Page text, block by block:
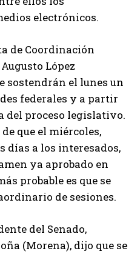
electrónicos.
de Coordinación
López
sostendrán el lunes un
federales y a partir
del proceso legislativo.
que el miércoles,
días a los interesados,
ya aprobado en
probable es que se
de sesiones.
del Senado,
(Morena), dijo que se